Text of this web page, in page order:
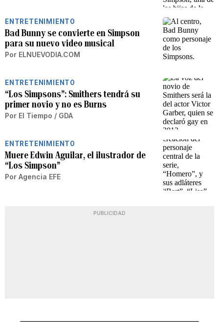
ENTRETENIMIENTO
Bad Bunny se convierte en Simpson
para su nuevo video musical
Por ELNUEVODIA.COM
ENTRETENIMIENTO
“Los Simpsons”: Smithers tendrá su
primer novio y no es Burns
Por El Tiempo / GDA
ENTRETENIMIENTO
Muere Edwin Aguilar, el ilustrador de
“Los Simpson”
Por Agencia EFE
PUBLICIDAD